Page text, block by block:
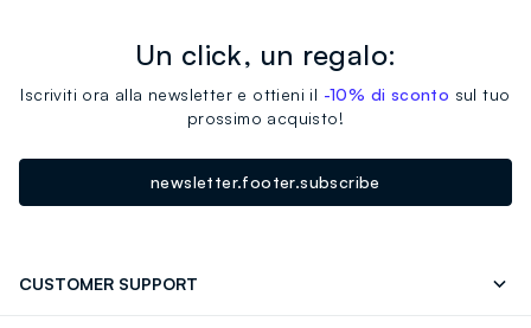
Un click, un regalo:
Iscriviti ora alla newsletter e ottieni il -10% di sconto sul tuo
prossimo acquisto!
newsletter.footer.subscribe
CUSTOMER SUPPORT